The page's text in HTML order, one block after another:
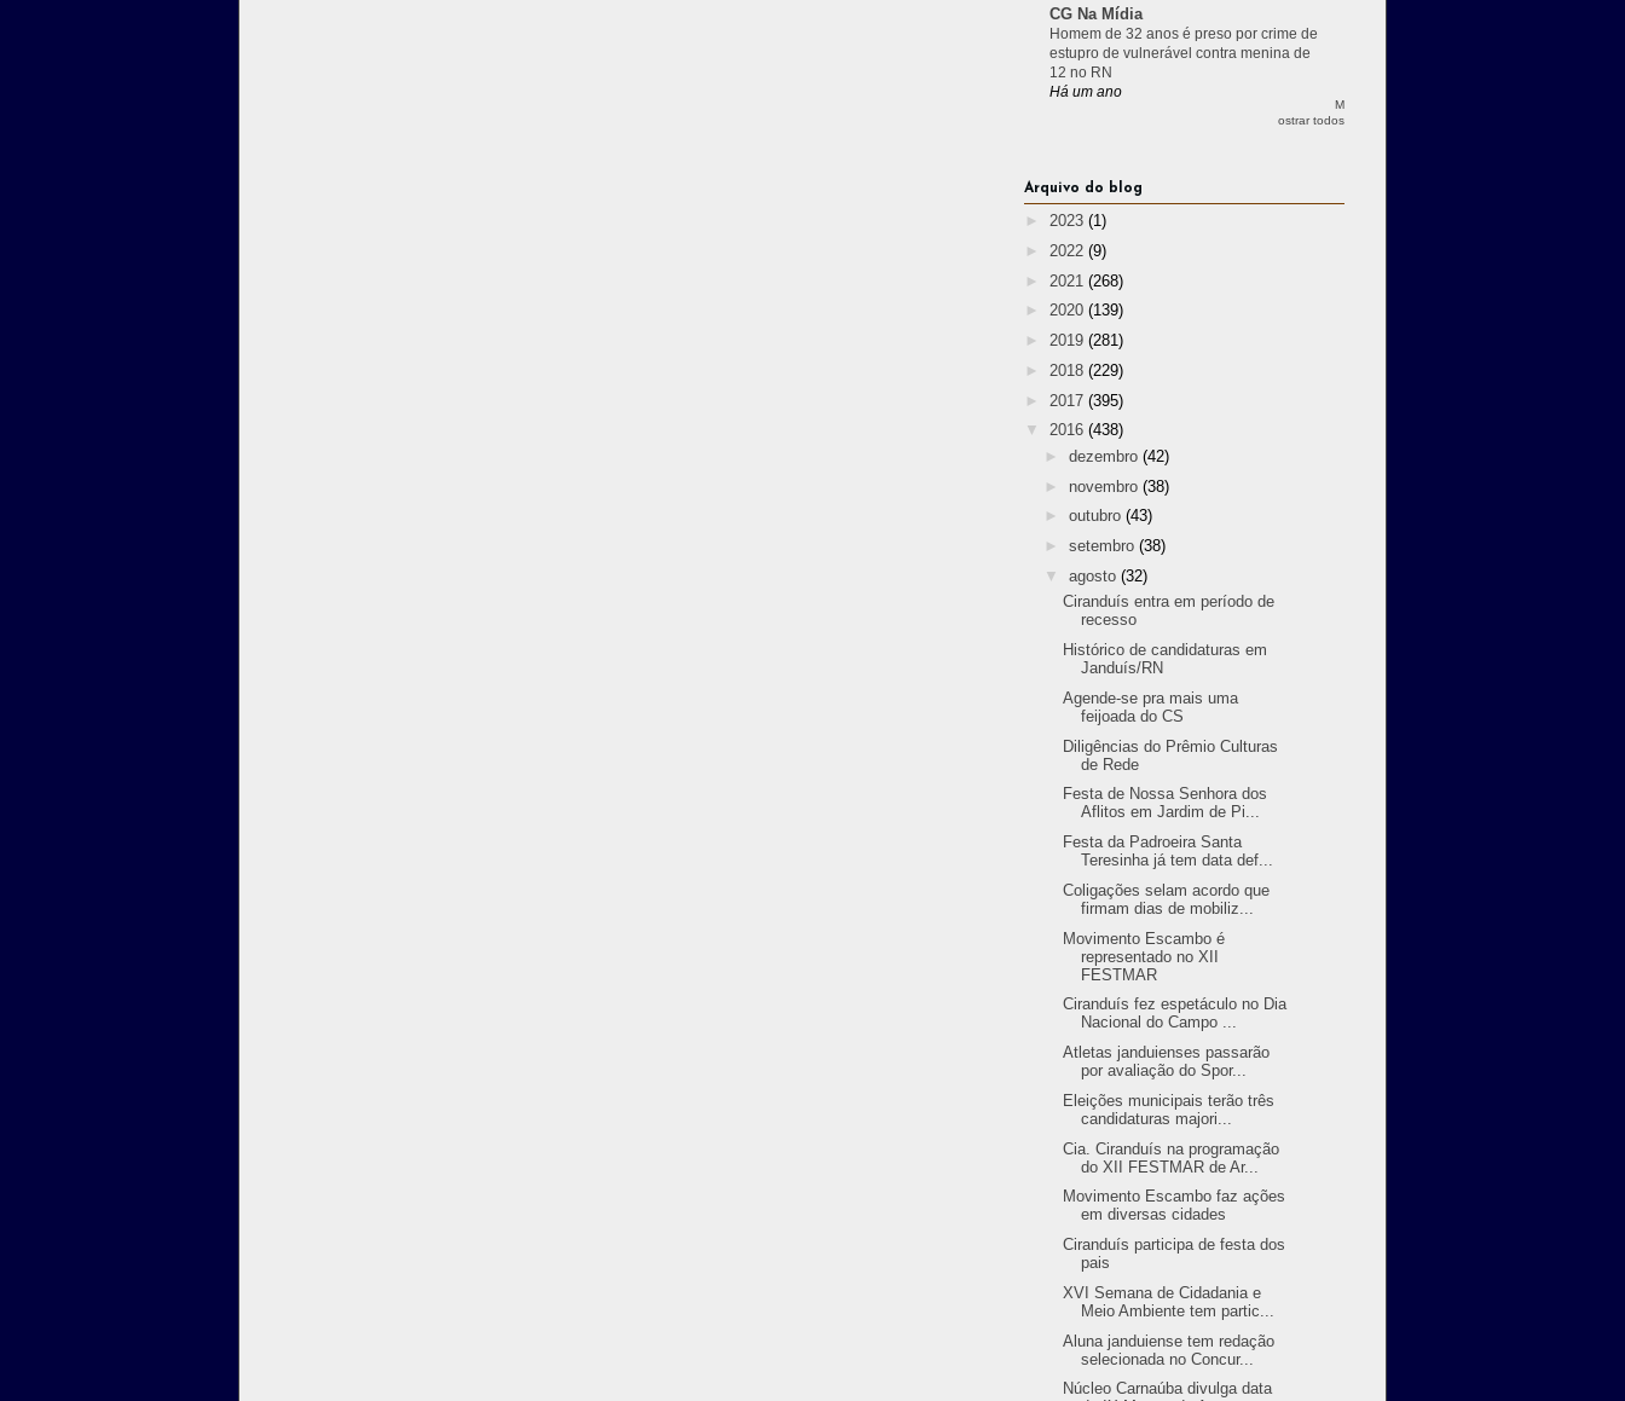
CG Na Mídia
Homem de 32 anos é preso por crime de
estupro de vulnerável contra menina de
12 no RN
Há um ano
M
ostrar todos
Arquivo do blog
► 2023 (1)
► 2022 (9)
► 2021 (268)
► 2020 (139)
► 2019 (281)
► 2018 (229)
► 2017 (395)
▼ 2016 (438)
► dezembro (42)
► novembro (38)
► outubro (43)
► setembro (38)
▼ agosto (32)
Ciranduís entra em período de
recesso
Histórico de candidaturas em
Janduís/RN
Agende-se pra mais uma
feijoada do CS
Diligências do Prêmio Culturas
de Rede
Festa de Nossa Senhora dos
Aflitos em Jardim de Pi...
Festa da Padroeira Santa
Teresinha já tem data def...
Coligações selam acordo que
firmam dias de mobiliz...
Movimento Escambo é
representado no XII
FESTMAR
Ciranduís fez espetáculo no Dia
Nacional do Campo ...
Atletas janduienses passarão
por avaliação do Spor...
Eleições municipais terão três
candidaturas majori...
Cia. Ciranduís na programação
do XII FESTMAR de Ar...
Movimento Escambo faz ações
em diversas cidades
Ciranduís participa de festa dos
pais
XVI Semana de Cidadania e
Meio Ambiente tem partic...
Aluna janduiense tem redação
selecionada no Concur...
Núcleo Carnaúba divulga data